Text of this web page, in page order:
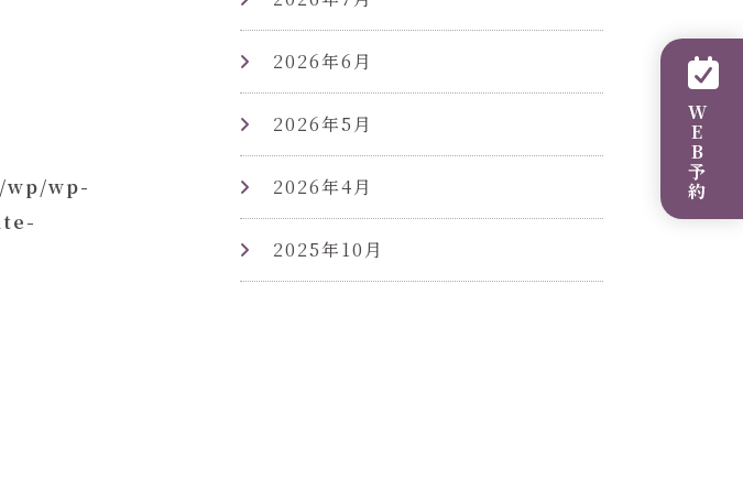
WEB予約
wp-
2026年6月
2026年5月
2026年4月
2025年10月